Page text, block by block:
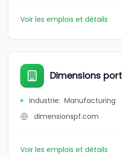
Voir les emplois et détails
Dimensions
Industrie: Manufacturing
dimensionspf.com
Voir les emplois et détails